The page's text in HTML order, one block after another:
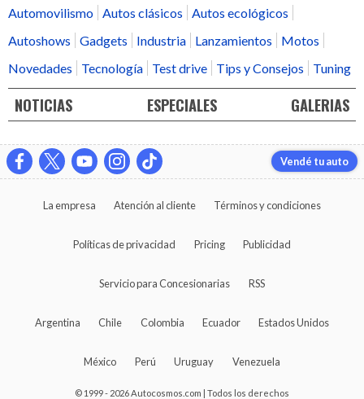
Automovilismo Autos clásicos
Autos ecológicos
Autoshows
Gadgets Industria Lanzamientos
Motos
Novedades
Tecnología Test drive Tips y Consejos Tuning
NOTICIAS ESPECIALES GALERIAS
Vendé tu auto
La empresa Atención al cliente Términos y condiciones
Políticas de privacidad Pricing Publicidad
Servicio para Concesionarias RSS
Argentina Chile Colombia Ecuador Estados Unidos
México Perú Uruguay Venezuela
© 1999 - 2026 Autocosmos.com | Todos los derechos